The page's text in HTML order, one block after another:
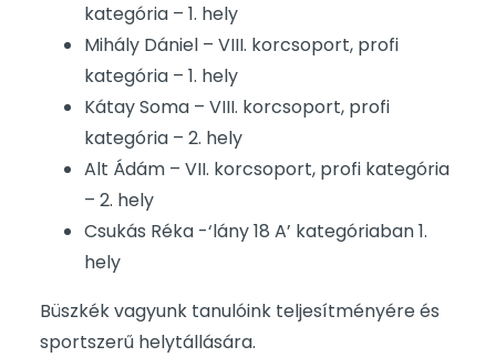
kategória – 1. hely
Mihály Dániel – VIII. korcsoport, profi
kategória – 1. hely
Kátay Soma – VIII. korcsoport, profi
kategória – 2. hely
Alt Ádám – VII. korcsoport, profi kategória
– 2. hely
Csukás Réka -‘lány 18 A’ kategóriaban 1.
hely
Büszkék vagyunk tanulóink teljesítményére és
sportszerű helytállására.